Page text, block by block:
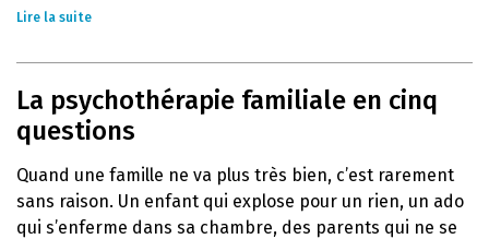
Lire la suite
La psychothérapie familiale en cinq
questions
Quand une famille ne va plus très bien, c’est rarement
sans raison. Un enfant qui explose pour un rien, un ado
qui s’enferme dans sa chambre, des parents qui ne se